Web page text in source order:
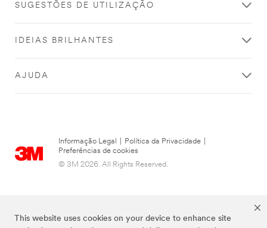
This website uses cookies on your device to enhance site
SUGESTÕES DE UTILIZAÇÃO
IDEIAS BRILHANTES
AJUDA
Informação Legal Política da Privacidade
Preferências de cookies
© 3M 2026. All Rights Reserved.